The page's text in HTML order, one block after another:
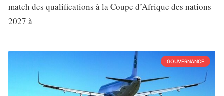
match des qualifications à la Coupe d’Afrique des nations
2027 à
GOUVERNANCE